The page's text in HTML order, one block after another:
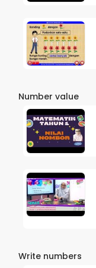
Number value
Write numbers